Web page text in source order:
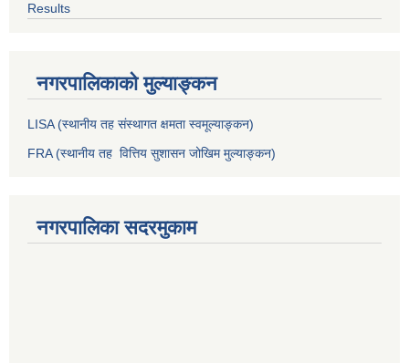
Results
नगरपालिकाको मुल्याङ्कन
LISA (स्थानीय तह संस्थागत क्षमता स्वमूल्याङ्कन)
FRA (स्थानीय तह वित्तिय सुशासन जोखिम मुल्याङ्कन)
नगरपालिका सदरमुकाम